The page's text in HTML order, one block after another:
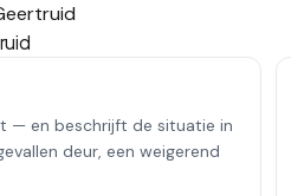
— en beschrijft de situatie in
deur, een weigerend